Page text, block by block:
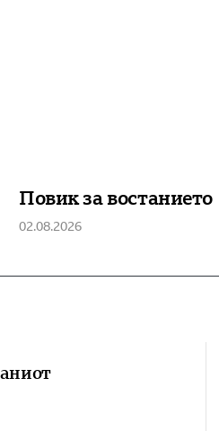
Повик за востанието
02.08.2026